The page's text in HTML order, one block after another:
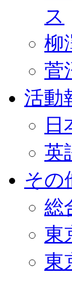
ス
柳
菅
活動
日
英
その
総
東
東